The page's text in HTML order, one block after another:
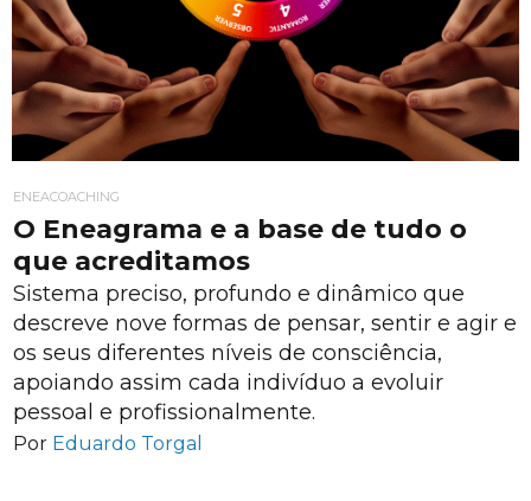
ENEACOACHING
O Eneagrama e a base de tudo o
que acreditamos
Sistema preciso, profundo e dinâmico que
descreve nove formas de pensar, sentir e agir e
os seus diferentes níveis de consciência,
apoiando assim cada indivíduo a evoluir
pessoal e profissionalmente.
Por Eduardo Torgal